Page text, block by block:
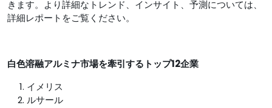
きます。より詳細なトレンド、インサイト、予測については、
詳細レポートをご覧ください。
白色溶融アルミナ市場を牽引するトップ12企業
イメリス
ルサール